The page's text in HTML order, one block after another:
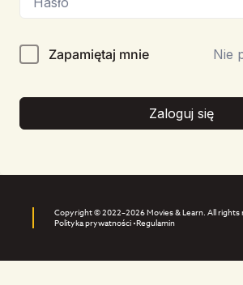
Zapamiętaj mnie Nie
Zaloguj się
Copyright © 2022–2026 Movies & Learn. All rights
Polityka prywatności •Regulamin